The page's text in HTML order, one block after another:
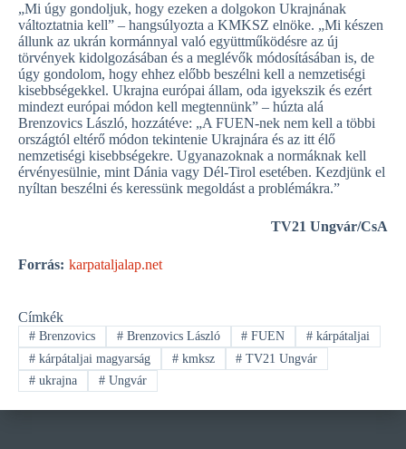
„Mi úgy gondoljuk, hogy ezeken a dolgokon Ukrajnának
változtatnia kell” – hangsúlyozta a KMKSZ elnöke. „Mi készen
állunk az ukrán kormánnyal való együttműködésre az új
törvények kidolgozásában és a meglévők módosításában is, de
úgy gondolom, hogy ehhez előbb beszélni kell a nemzetiségi
kisebbségekkel. Ukrajna európai állam, oda igyekszik és ezért
mindezt európai módon kell megtennünk” – húzta alá
Brenzovics László, hozzátéve: „A FUEN-nek nem kell a többi
országtól eltérő módon tekintenie Ukrajnára és az itt élő
nemzetiségi kisebbségekre. Ugyanazoknak a normáknak kell
érvényesülnie, mint Dánia vagy Dél-Tirol esetében. Kezdjünk el
nyíltan beszélni és keressünk megoldást a problémákra.”
TV21 Ungvár/CsA
Forrás: karpataljalap.net
Címkék
#Brenzovics #Brenzovics László # FUEN # kárpátaljai
#kárpátaljai magyarság #kmksz # TV21 Ungvár
#ukrajna #Ungvár